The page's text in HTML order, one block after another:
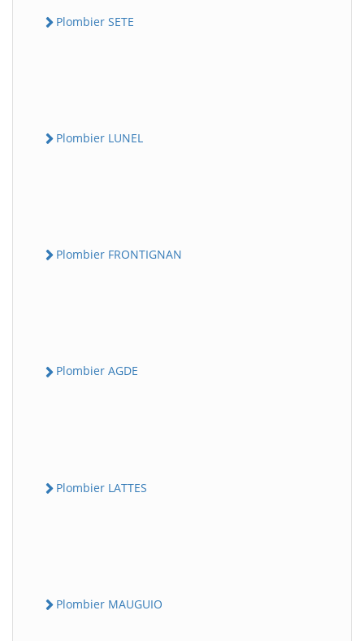
Plombier SETE
Plombier LUNEL
Plombier FRONTIGNAN
Plombier AGDE
Plombier LATTES
Plombier MAUGUIO